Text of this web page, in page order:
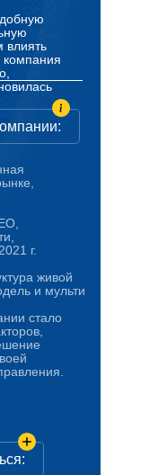
влиять
г.
живой
и мульти
стало